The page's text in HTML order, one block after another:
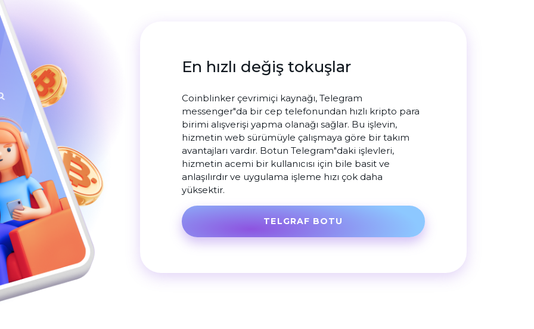
En hızlı değiş tokuşlar
Coinblinker çevrimiçi kaynağı, Telegram
messenger"da bir cep telefonundan hızlı kripto para
birimi alışverişi yapma olanağı sağlar. Bu işlevin,
hizmetin web sürümüyle çalışmaya göre bir takım
avantajları vardır. Botun Telegram"daki işlevleri,
hizmetin acemi bir kullanıcısı için bile basit ve
anlaşılırdır ve uygulama işleme hızı çok daha
yüksektir.
TELGRAF BOTU